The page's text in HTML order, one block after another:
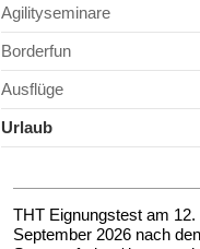
Agilityseminare
Borderfun
Ausflüge
Urlaub
THT Eignungstest am 12.
September 2026 nach den